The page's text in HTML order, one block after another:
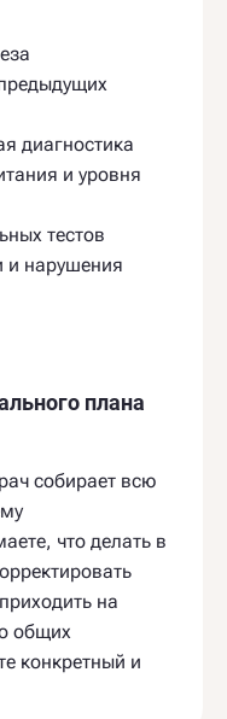
диагностика
и уровня
тестов
и нарушения
плана
собирает всю
что делать в
на
общих
конкретный и